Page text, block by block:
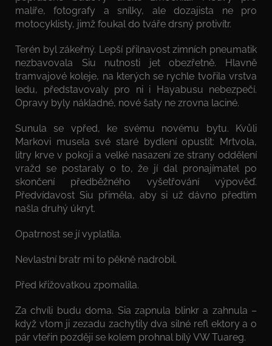
malíře, fotografy a snílky, ale dozajista ne pro
motocyklisty, jimž foukal do tváře drsný protivítr.
Terén byl zákeřný. Lepší přilnavost zimních pneumatik
nezbavovala Siu nutnosti jet obezřetně. Hlavně
tramvajové koleje, na kterých se rychle tvořila vrstva
ledu, představovaly pro ni i Hayabusu nebezpečí.
Opravy byly nákladné, nové šaty ne zrovna laciné.
Sunula se vpřed, ke svému novému bytu. Kvůli
Markovi musela své staré bydlení opustit: Mrtvola,
litry krve v pokoji a velké nasazení ze strany oddělení
vražd se postaraly o to, že jí dal pronajímatel po
skončení předběžného vyšetřování výpověď.
Předvídavost Siu přiměla, aby si už dávno předtím
našla druhý úkryt.
Opatrnost se jí vyplatila.
Nevlastní bratr mi to pěkně nadrobil.
Před křižovatkou zpomalila.
Za chvíli budu doma. Sia zapnula blinkr a zahnula –
když vtom ji zezadu zachytily dva silné refl ektory a o
pár vteřin později se kolem prohnal bílý VW Tuareg.